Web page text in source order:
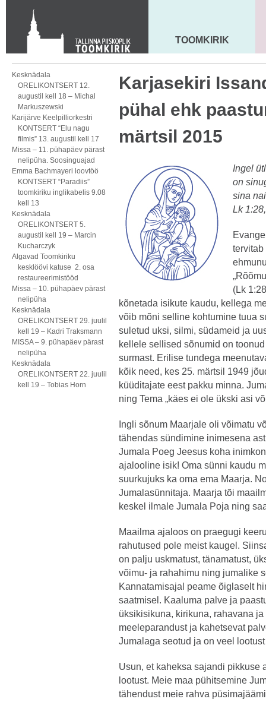
Toom-Kooli 6, 10130 TALLINN
tallinna.toom
+372 644 4140
MAARJA KIRIK
TOOMKIRIK
Kesknädala
ORELIKONTSERT 12.
augustil kell 18 – Michal
Markuszewski
Karijärve Keelpilliorkestri
KONTSERT “Elu nagu
filmis” 13. augustil kell 17
Missa – 11. pühapäev pärast
nelipüha. Soosinguajad
Emma Bachmayeri loovtöö
KONTSERT “Paradiis”
toomkiriku inglikabelis 9.08
kell 13
Kesknädala
ORELIKONTSERT 5.
augustil kell 19 – Marcin
Kucharczyk
Algavad Toomkiriku
kesklöövi katuse 2. osa
restaureerimistööd
Missa – 10. pühapäev pärast
nelipüha
Kesknädala
ORELIKONTSERT 29. juulil
kell 19 – Kadri Traksmann
MISSA – 9. pühapäev pärast
nelipüha
Kesknädala
ORELIKONTSERT 22. juulil
kell 19 – Tobias Horn
Karjasekiri
pühal ehk
märtsil 2015
Ingel
on
sina
Lk
tervitab
(Lk
kõnetada isikute kaudu, kellega
võib mõni selline kohtumine tuua
suletud uksi, silmi, südameid ja
kellele sellised sõnumid on
surmast. Erilise tundega
kõik need, kes 25. märtsil 1949
küüditajate eest pakku minna.
ning Tema „käes ei ole ükski asi
Ingli sõnum Maarjale oli võimatu
tähendas sündimine inimesena
Jumala Poeg Jeesus koha
ajalooline isik! Oma sünni kaudu
suurkujuks ka oma ema Maarja.
Jumalasünnitaja. Maarja tõi
keskel ilmale Jumala Poja ning
Maailma ajaloos on praegugi
rahutused pole meist kaugel.
on palju uskmatust, tänamatust,
võimu- ja rahahimu ning jumalike
Kannatamisajal peame õiglaselt
saatmisel. Kaaluma palve ja
üksikisikuna, kirikuna, rahavana
meeleparandust ja kahetsevat
Jumalaga seotud ja on veel
Usun, et kaheksa sajandi pikkuse
lootust. Meie maa pühitsemine
tähendust meie rahva